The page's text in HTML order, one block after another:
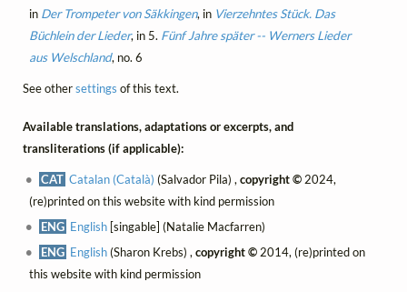
in Der Trompeter von Säkkingen, in Vierzehntes Stück. Das
Büchlein der Lieder, in 5. Fünf Jahre später -- Werners Lieder
aus Welschland, no. 6
See othersettings of this text.
Available translations, adaptations or excerpts, and
transliterations (if applicable):
CAT Catalan (Català) (Salvador Pila) ,copyright ©2024,
(re)printed on this website with kind permission
ENG English [singable] (Natalie Macfarren)
ENG English(Sharon Krebs) ,copyright ©2014, (re)printed on
this website with kind permission